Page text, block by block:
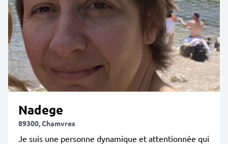
Nadege
89300, Chamvres
Je suis une personne dynamique et attentionnée qui